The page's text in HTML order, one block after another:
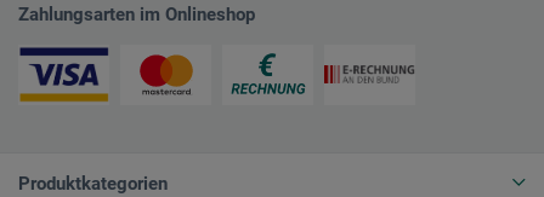
Zahlungsarten im Onlineshop
Produktkategorien